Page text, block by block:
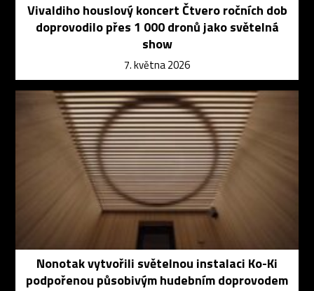
Vivaldiho houslový koncert Čtvero ročních dob
doprovodilo přes 1 000 dronů jako světelná
show
7. května 2026
Nonotak vytvořili světelnou instalaci Ko-Ki
podpořenou působivým hudebním doprovodem